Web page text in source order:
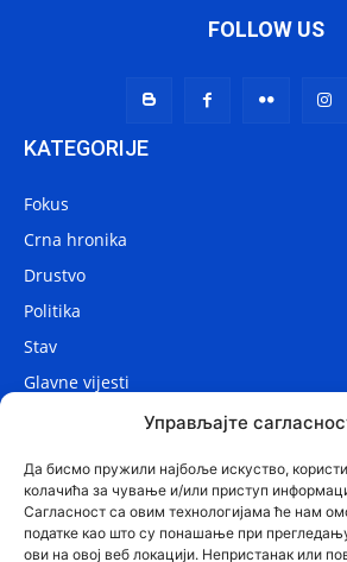
Управљајте
Да бисмо пружили најбоље искуство,
колачића за чување и/или приступ
Сагласност са овим технологијама ће нам
податке као што су понашање при
ови на овој веб локацији. Непристанак или
FOLLOW US
KATEGORIJE
Fokus
Crna hronika
Drustvo
Politika
Stav
Glavne vijesti